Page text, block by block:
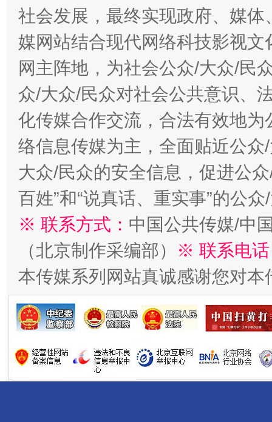
千年窑火 生生不息 一
揭开“小金库”的免责幌子
社会发展，最终实现政府、媒
媒网站结合现代网络科技影视
网主阵地，为社会公众/大众/民
众/大众/民众对社会公共意识、
化传媒合作交流，合法有效地
络信息传媒为主，全面贴近公
大众/民众的安全信息，促进公
百姓”和“说真话、重实事”的公
※ 联系方式： 中国公共传媒/中
（北京制作采编部）
※ 联系电
本传媒系列网站真诚感谢您对